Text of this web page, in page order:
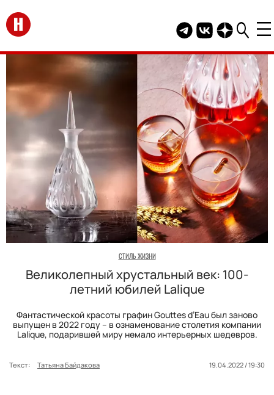
Перейти на главную
Telegram канал
Группа HELLO
Канал
СТИЛЬ ЖИЗНИ
Великолепный хрустальный век: 100-
летний юбилей Lalique
Фантастической красоты графин Gouttes d’Eau был заново
выпущен в 2022 году – в ознаменование столетия компании
Lalique, подарившей миру немало интерьерных шедевров.
Текст: Татьяна Байдакова 19.04.2022 / 19:30